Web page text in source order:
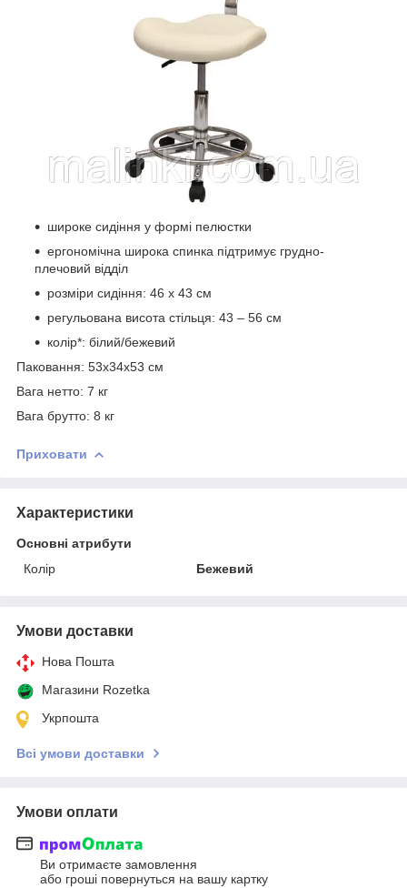
широке сидіння у формі пелюстки
ергономічна широка спинка підтримує грудно-
плечовий відділ
розміри сидіння: 46 х 43 см
регульована висота стільця: 43 – 56 см
колір*: білий/бежевий
Паковання: 53х34х53 см
Вага нетто: 7 кг
Вага брутто: 8 кг
Приховати
Характеристики
Основні атрибути
Колір
Бежевий
Умови доставки
Нова Пошта
Магазини Rozetka
Укрпошта
Всі умови доставки
Умови оплати
Ви отримаєте замовлення
або гроші повернуться на вашу картку